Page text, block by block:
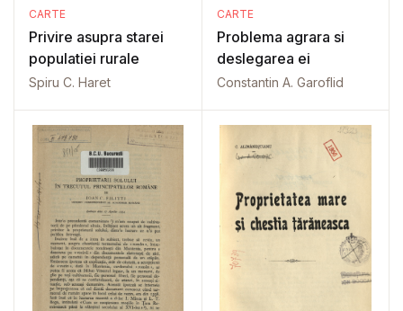
CARTE
Privire asupra starei
populatiei rurale
Spiru C. Haret
CARTE
Problema agrara si
deslegarea ei
Constantin A. Garoflid